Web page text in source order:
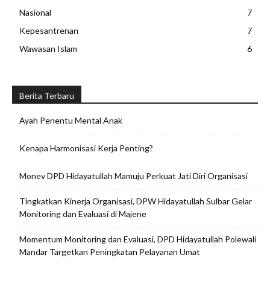
Nasional
7
Kepesantrenan
7
Wawasan Islam
6
Berita Terbaru
Ayah Penentu Mental Anak
Kenapa Harmonisasi Kerja Penting?
Monev DPD Hidayatullah Mamuju Perkuat Jati Diri Organisasi
Tingkatkan Kinerja Organisasi, DPW Hidayatullah Sulbar Gelar
Monitoring dan Evaluasi di Majene
Momentum Monitoring dan Evaluasi, DPD Hidayatullah Polewali
Mandar Targetkan Peningkatan Pelayanan Umat